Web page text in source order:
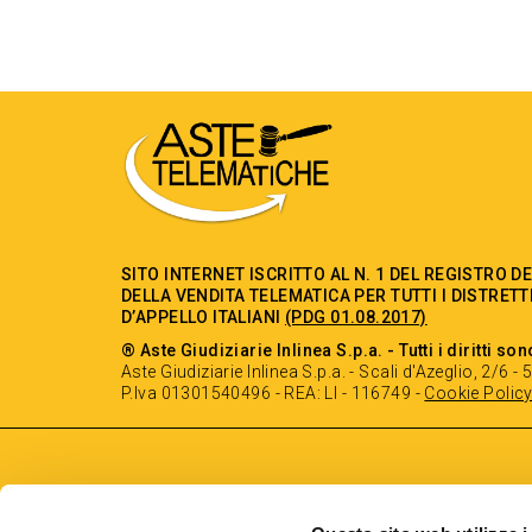
SITO INTERNET ISCRITTO AL N. 1 DEL REGISTRO
DELLA VENDITA TELEMATICA PER TUTTI I
D’APPELLO ITALIANI (PDG 01.08.2017)
® Aste Giudiziarie Inlinea S.p.a. - Tutti i diritti
Aste Giudiziarie Inlinea S.p.a. - Scali d'Azeglio, 2/6 -
P.Iva 01301540496 - REA: LI - 116749 - Cookie Policy